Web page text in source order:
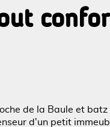
de la Baule et
d'un petit